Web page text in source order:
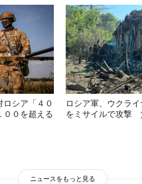
ロシア「４０
００を超える
ロシア軍、ウクラ
をミサイルで攻撃
ニュースをもっと見る